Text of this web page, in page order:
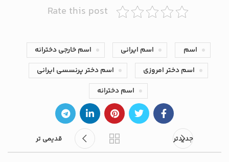
Rate this post
اسم اسم ایرانی
اسم خارجی دخترانه
اسم دختر امروزی
اسم دختر پرنسسی ایرانی
اسم دخترانه
جدیدتر قدیمی تر